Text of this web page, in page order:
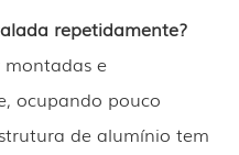
repetidamente?
montadas e
ocupando pouco
de alumínio tem